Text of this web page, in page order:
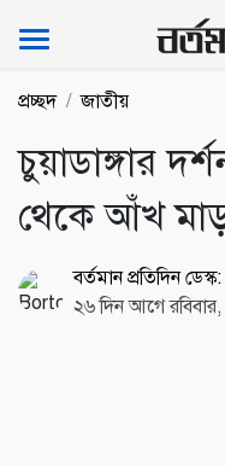
Bartoman
প্রচ্ছদ জাতীয়
চুয়াডাঙ্গার
থেকে আঁখ
বর্তমান প্রতিদিন ডেস্ক:
২৬ দিন আগে